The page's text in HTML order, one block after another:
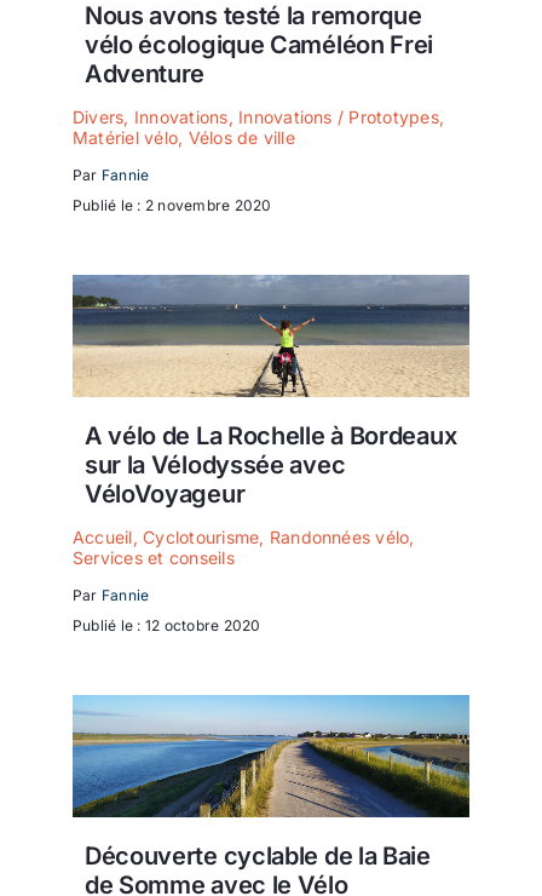
Nous avons testé la remorque
vélo écologique Caméléon Frei
Adventure
Divers, Innovations, Innovations / Prototypes,
Matériel vélo, Vélos de ville
Par Fannie
Publié le : 2 novembre 2020
A vélo de La Rochelle à Bordeaux
sur la Vélodyssée avec
VéloVoyageur
Accueil,Cyclotourisme, Randonnées vélo,
Services et conseils
Par Fannie
Publié le : 12 octobre 2020
Découverte cyclable de la Baie
de Somme avec le Vélo